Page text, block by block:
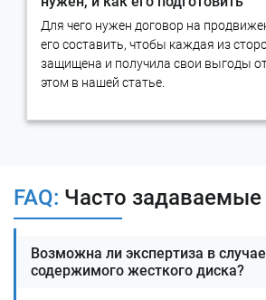
Профиль деятельности RTM Group
экспертиз по направлению ИТ и
Работапроводится экспертами,
опытом проведения оценок
57580 и другим стандартам.
интегратором и не предоставляет
аффилированная ни с одним
Обладаем следующими
на
технической защите
Для чего нужен договор на
его составить, чтобы каждая из
защищена и получила свои выгоды
этом в нашей статье.
FAQ: Часто
Возможна ли экспертиза в
содержимого жесткого диска?